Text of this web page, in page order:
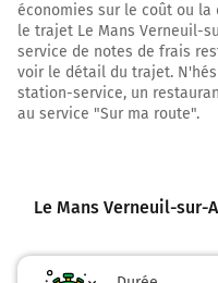
Sortir et
E402 A28
5,6 km
6,1 km
économies sur le coût ou la
le trajet Le Mans Verneuil-
service de notes de frais
voir le détail du trajet.
station-service, un
au service "Sur ma route".
Le Mans Verneuil-sur-